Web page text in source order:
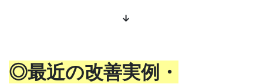
↓
◎最近の改善実例・